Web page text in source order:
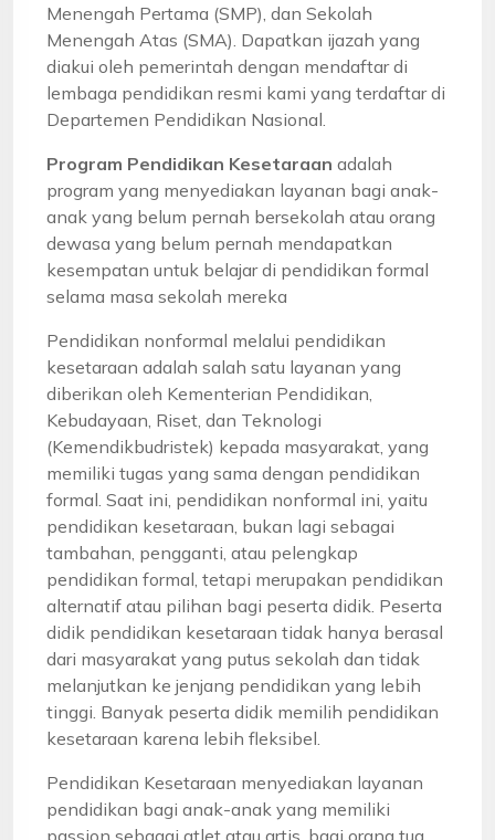
Menengah Pertama (SMP), dan Sekolah
Menengah Atas (SMA). Dapatkan ijazah yang
diakui oleh pemerintah dengan mendaftar di
lembaga pendidikan resmi kami yang terdaftar di
Departemen Pendidikan Nasional.
Program Pendidikan Kesetaraan adalah
program yang menyediakan layanan bagi anak-
anak yang belum pernah bersekolah atau orang
dewasa yang belum pernah mendapatkan
kesempatan untuk belajar di pendidikan formal
selama masa sekolah mereka
Pendidikan nonformal melalui pendidikan
kesetaraan adalah salah satu layanan yang
diberikan oleh Kementerian Pendidikan,
Kebudayaan, Riset, dan Teknologi
(Kemendikbudristek) kepada masyarakat, yang
memiliki tugas yang sama dengan pendidikan
formal. Saat ini, pendidikan nonformal ini, yaitu
pendidikan kesetaraan, bukan lagi sebagai
tambahan, pengganti, atau pelengkap
pendidikan formal, tetapi merupakan pendidikan
alternatif atau pilihan bagi peserta didik. Peserta
didik pendidikan kesetaraan tidak hanya berasal
dari masyarakat yang putus sekolah dan tidak
melanjutkan ke jenjang pendidikan yang lebih
tinggi. Banyak peserta didik memilih pendidikan
kesetaraan karena lebih fleksibel.
Pendidikan Kesetaraan menyediakan layanan
pendidikan bagi anak-anak yang memiliki
passion sebagai atlet atau artis, bagi orang tua